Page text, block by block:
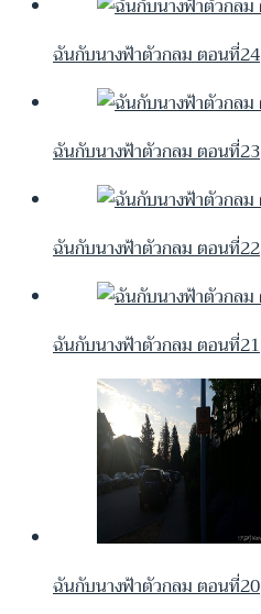
ฉันกับนางฟ้าตัวกลม ตอนที่24
ฉันกับนางฟ้าตัวกลม ตอนที่23
ฉันกับนางฟ้าตัวกลม ตอนที่22
ฉันกับนางฟ้าตัวกลม ตอนที่21
ฉันกับนางฟ้าตัวกลม ตอนที่20